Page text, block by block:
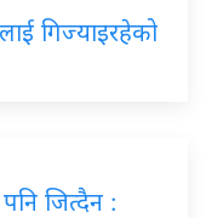
गिज्याइरहेको
जित्दैन :